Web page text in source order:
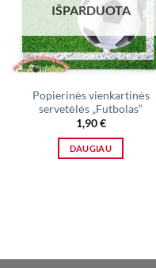
IŠPARDUOTA
Popierinės vienkartinės
servetėlės „Futbolas“
1,90€
DAUGIAU